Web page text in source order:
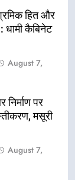
हित और
धामी कैबिनेट
August 7,
पर
मसूरी
August 7,